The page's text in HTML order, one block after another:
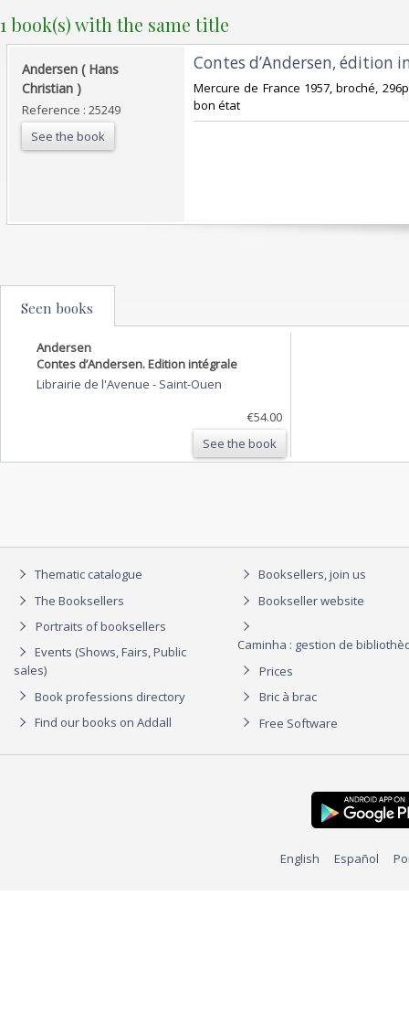
1 book(s) with the same title
‎Andersen ( Hans
Christian )‎
Reference : 25249
See the book
‎Contes d’Andersen, édition
‎Mercure de France 1957, broché,
bon état‎
Seen books
Andersen
Contes d’Andersen. Edition intégrale
Librairie de l'Avenue - Saint-Ouen
€54.00
See the book
Thematic catalogue
The Booksellers
Portraits of booksellers
Events (Shows, Fairs, Public
sales)
Book professions directory
Find our books on Addall
Booksellers, join us
Bookseller website
Caminha : gestion de
Prices
Bric à brac
Free Software
English Español